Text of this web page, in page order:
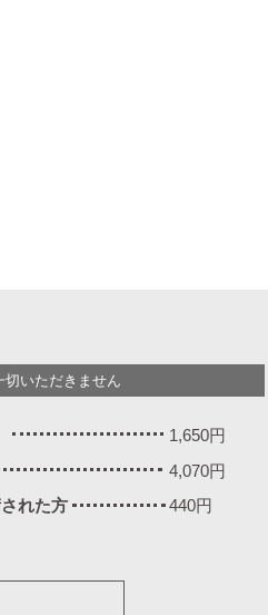
切いただきません
1,650円
4,070円
れた方
440円